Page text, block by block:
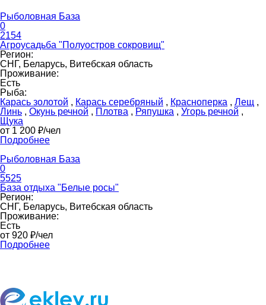
Рыболовная База
0
2154
Агроусадьба "Полуостров сокровищ"
Регион:
СНГ, Беларусь, Витебская область
Проживание:
Есть
Рыба:
Карась золотой , Карась серебряный , Красноперка , Лещ ,
Линь , Окунь речной , Плотва , Ряпушка , Угорь речной ,
Щука
от 1 200 ₽/чел
Подробнее
Рыболовная База
0
5525
База отдыха "Белые росы"
Регион:
СНГ, Беларусь, Витебская область
Проживание:
Есть
от 920 ₽/чел
Подробнее